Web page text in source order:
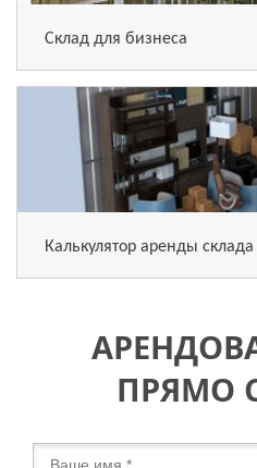
Склад для бизнеса
Калькулятор аренды склада
ПРЯМО